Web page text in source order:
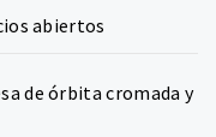
abiertos
de órbita cromada y